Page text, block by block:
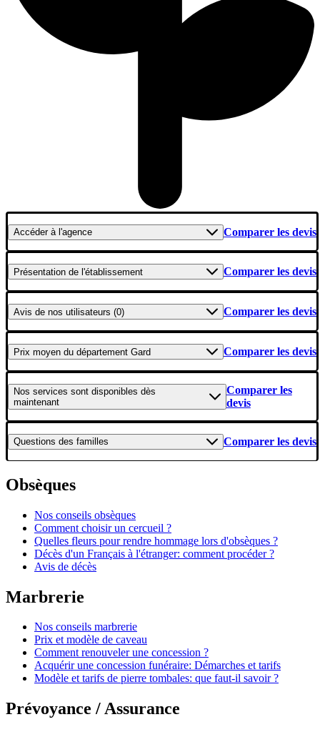
Accéderà l'agence Comparer les devis
Présentation de l'établissement Comparer les devis
Avis de nos utilisateurs (0) Comparer les devis
Prix moyen du département Gard Comparer les devis
Nos services sont disponibles dès
maintenant
Comparer les
devis
Questions des familles Comparer les devis
Obsèques
Nos conseils obsèques
Comment choisir un cercueil ?
Quelles fleurs pour rendre hommage lors d'obsèques ?
Décès d'un Français à l'étranger: comment procéder ?
Avis de décès
Marbrerie
Nos conseils marbrerie
Prix et modèle de caveau
Comment renouveler une concession ?
Acquérir une concession funéraire: Démarches et tarifs
Modèle et tarifs de pierre tombales: que faut-il savoir ?
Prévoyance / Assurance